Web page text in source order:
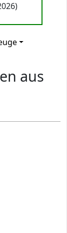
aus